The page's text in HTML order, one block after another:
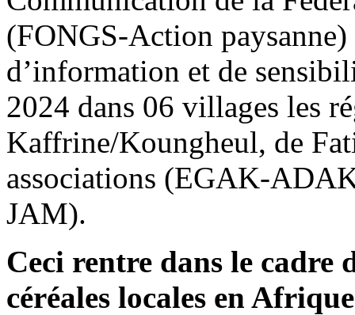
(FONGS-Action paysanne)
d’information et de
2024 dans 06 villages les
Kaffrine/Koungheul, de
associations (EGAK-
JAM).
Ceci rentre dans le cadre
céréales locales en